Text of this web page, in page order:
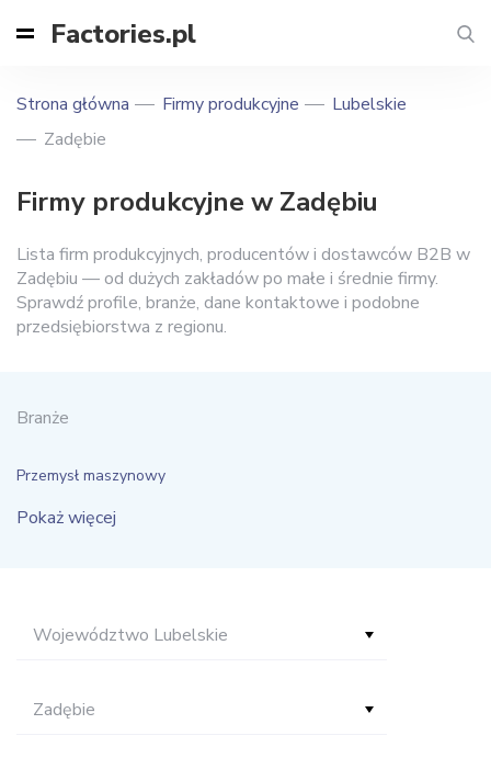
Factories.pl
Strona główna Firmy produkcyjne
Lubelskie
Zadębie
Firmy produkcyjne w Zadębiu
Lista firm produkcyjnych, producentów i dostawców B2B w
Zadębiu — od dużych zakładów po małe i średnie firmy.
Sprawdź profile, branże, dane kontaktowe i podobne
przedsiębiorstwa z regionu.
Branże
Przemysł maszynowy
Pokaż więcej
Województwo Lubelskie
Zadębie